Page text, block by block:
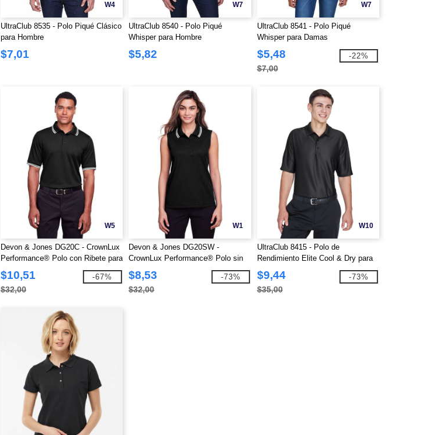
W4
UltraClub 8535 - Polo Piqué Clásico
para Hombre
$7,01
W7
UltraClub 8540 - Polo Piqué
Whisper para Hombre
$5,82
W7
UltraClub 8541 - Polo Piqué
Whisper para Damas
$5,48
$7,00
-22%
W5
Devon & Jones DG20C - CrownLux
Performance® Polo con Ribete para
Hombre
$10,51
$32,00
-67%
W1
Devon & Jones DG20SW -
CrownLux Performance® Polo sin
mangas con ribete trenzado para
damas
$8,53
$32,00
-73%
W10
UltraClub 8415 - Polo de
Rendimiento Elite Cool & Dry para
Hombre
$9,44
$35,00
-73%